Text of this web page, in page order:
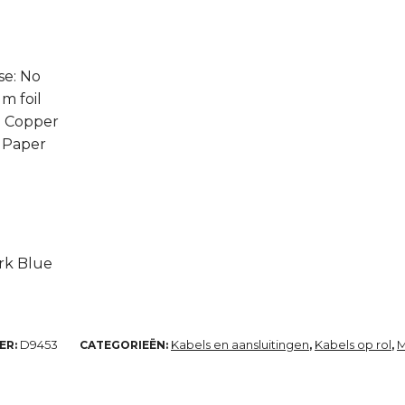
No
foil
Copper
Blue
D9453 CATEGORIEËN: Kabels en aansluitingen, Kabels op rol,